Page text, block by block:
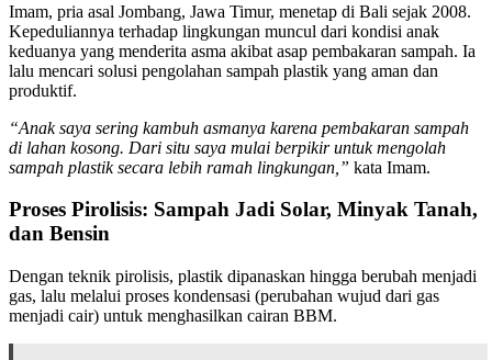
Imam, pria asal Jombang, Jawa Timur, menetap di Bali sejak 2008.
Kepeduliannya terhadap lingkungan muncul dari kondisi anak
keduanya yang menderita asma akibat asap pembakaran sampah. Ia
lalu mencari solusi pengolahan sampah plastik yang aman dan
produktif.
“Anak saya sering kambuh asmanya karena pembakaran sampah
di lahan kosong. Dari situ saya mulai berpikir untuk mengolah
sampah plastik secara lebih ramah lingkungan,” kata Imam.
Proses Pirolisis: Sampah Jadi Solar, Minyak Tanah,
dan Bensin
Dengan teknik pirolisis, plastik dipanaskan hingga berubah menjadi
gas, lalu melalui proses kondensasi (perubahan wujud dari gas
menjadi cair) untuk menghasilkan cairan BBM.